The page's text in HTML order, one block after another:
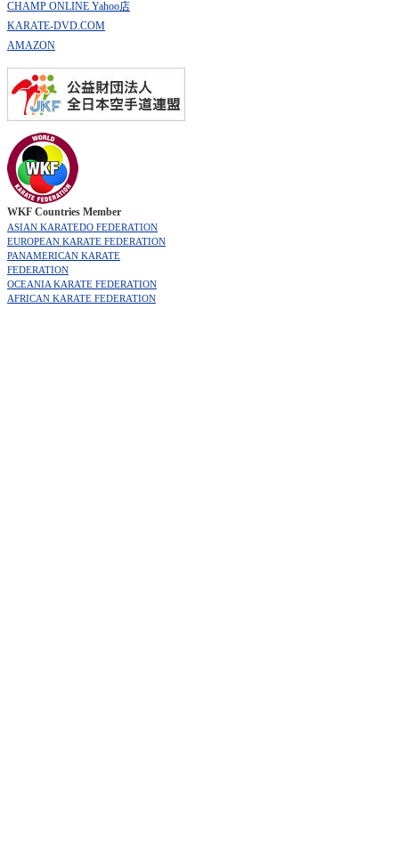
CHAMP ONLINE Yahoo店
KARATE-DVD.COM
AMAZON
WKF Countries Member
ASIAN KARATEDO FEDERATION
EUROPEAN KARATE FEDERATION
PANAMERICAN KARATE
FEDERATION
OCEANIA KARATE FEDERATION
AFRICAN KARATE FEDERATION